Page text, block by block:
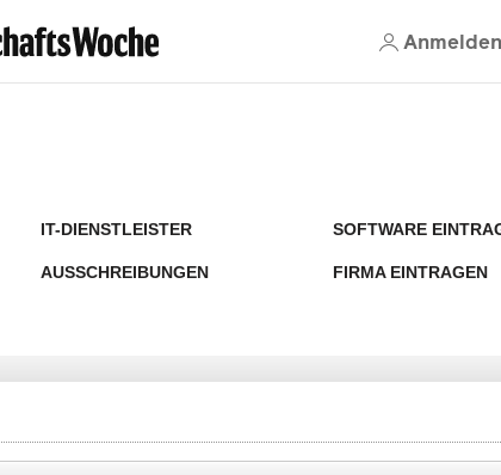
Anmelden
IT-DIENSTLEISTER SOFTWARE
AUSSCHREIBUNGEN FIRMA EINTRAGEN